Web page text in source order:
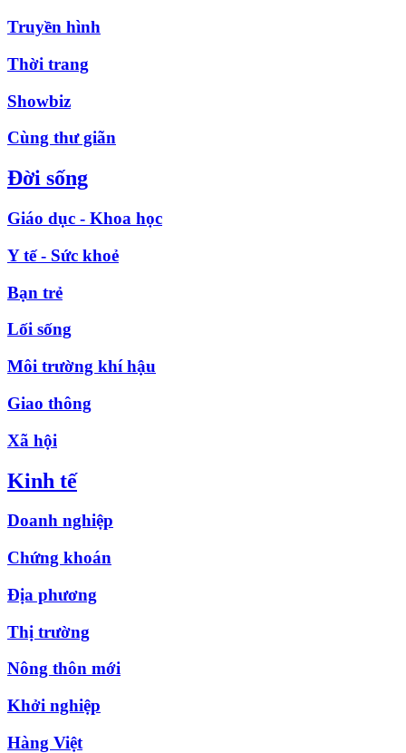
Truyền hình
Thời trang
Showbiz
Cùng thư giãn
Đời sống
Giáo dục - Khoa học
Y tế - Sức khoẻ
Bạn trẻ
Lối sống
Môi trường khí hậu
Giao thông
Xã hội
Kinh tế
Doanh nghiệp
Chứng khoán
Địa phương
Thị trường
Nông thôn mới
Khởi nghiệp
Hàng Việt